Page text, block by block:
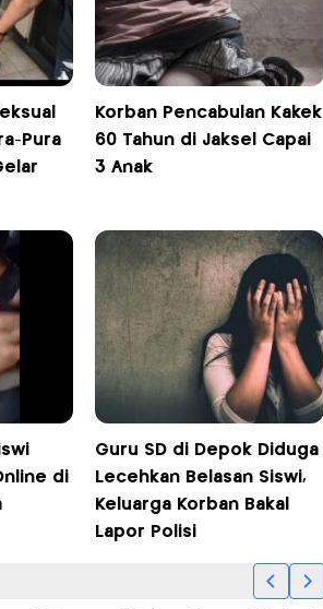
Pura
Korban Pencabulan Kakek
60 Tahun di Jaksel Capai
3 Anak
di
Guru SD di Depok Diduga
Lecehkan Belasan Siswi,
Keluarga Korban Bakal
Lapor Polisi